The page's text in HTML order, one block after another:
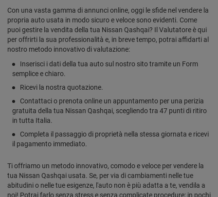
Con una vasta gamma di annunci online, oggi le sfide nel vendere la
propria auto usata in modo sicuro e veloce sono evidenti. Come
puoi gestire la vendita della tua Nissan Qashqai? Il Valutatore è qui
per offrirti la sua professionalità e, in breve tempo, potrai affidarti al
nostro metodo innovativo di valutazione:
Inserisci i dati della tua auto sul nostro sito tramite un Form
semplice e chiaro.
Ricevi la nostra quotazione.
Contattaci o prenota online un appuntamento per una perizia
gratuita della tua Nissan Qashqai, scegliendo tra 47 punti di ritiro
in tutta Italia.
Completa il passaggio di proprietà nella stessa giornata e ricevi
il pagamento immediato.
Ti offriamo un metodo innovativo, comodo e veloce per vendere la
tua Nissan Qashqai usata. Se, per via di cambiamenti nelle tue
abitudini o nelle tue esigenze, l'auto non è più adatta a te, vendila a
noi! Potrai farlo senza stress e senza complicate procedure; in pochi